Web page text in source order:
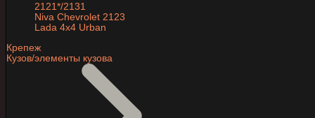
2121*/2131
Niva Chevrolet 2123
Lada 4x4 Urban
Крепеж
Кузов/элементы кузова